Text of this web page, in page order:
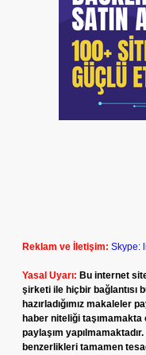
Reklam ve İletişim: Skype:
Yasal Uyarı: Bu internet
şirketi ile hiçbir bağlantısı
hazırladığımız makaleler
haber niteliği
paylaşım
benzerlikleri tamamen